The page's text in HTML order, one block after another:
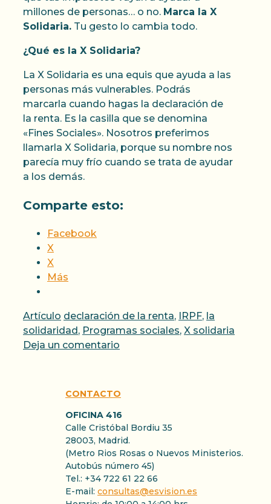
millones de personas… o no. Marca la X
Solidaria. Tu gesto lo cambia todo.
¿Qué es la X Solidaria?
La X Solidaria es una equis que ayuda a las
personas más vulnerables. Podrás
marcarla cuando hagas la declaración de
la renta. Es la casilla que se denomina
«Fines Sociales». Nosotros preferimos
llamarla X Solidaria, porque su nombre nos
parecía muy frío cuando se trata de ayudar
a los demás.
Comparte esto:
Facebook
X
X
Más
Categorías
Artículo Etiquetas
declaración de la renta, IRPF, la
solidaridad , Programas sociales, X solidaria
Deja un comentario
CONTACTO
OFICINA 416
Calle Cristóbal Bordiu 35
28003, Madrid.
(Metro Rios Rosas o Nuevos Ministerios.
Autobús número 45)
Tel.: +34 722 61 22 66
E-mail: consultas@esvision.es